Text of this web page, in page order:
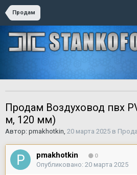
Продам
Продам Воздуховод пвх
м, 120 мм)
Автор: pmakhotkin, 20 марта 2025 в
pmakhotkin 0
Опубликовано: 20 марта 2025